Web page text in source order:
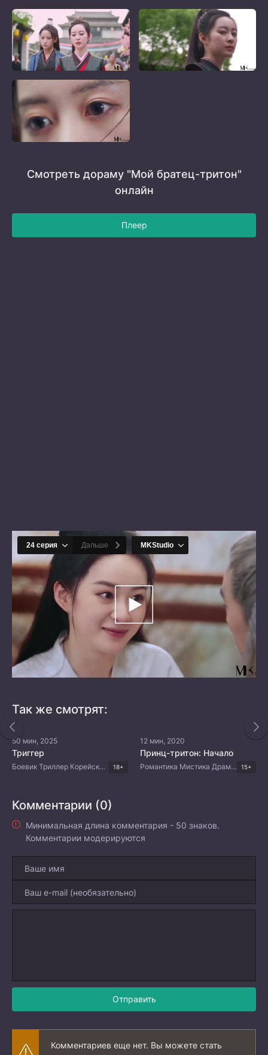
Смотреть дораму "Мой братец-тритон"
онлайн
Плеер
Так же смотрят:
50 мин, 2025
Триггер
Боевик Триллер Корейские дорамы Дорамы 2025 Мистика Криминал 18+
12 мин, 2020
Принц-тритон: Начало
Романтика Мистика Драма Корейские дорамы 15+
Комментарии (0)
Минимальная длина комментария - 50 знаков.
Комментарии модерируются
Отправить
Комментариев еще нет. Вы можете стать